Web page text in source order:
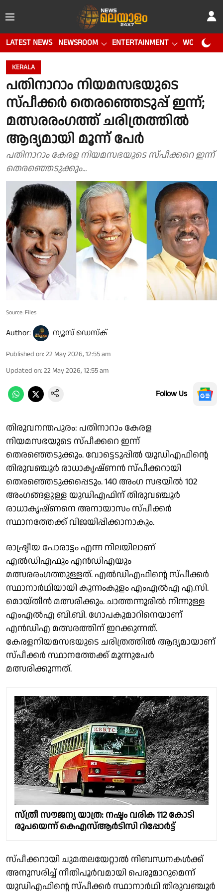
LATEST NEWS NEWSROOM ENTERTAINMENT WORLD CUP
KERALA
പതിനാറാം നിയമസഭയുടെ
സ്പീക്കർ തെരഞ്ഞെടുപ്പ് ഇന്ന്;
മത്സരരംഗത്ത് ചരിത്രത്തിൽ
ആദ്യമായി മൂന്ന് പേ‍ർ
പതിനാറാം കേരള നിയമസഭയുടെ സ്പീക്കറെ ഇന്ന്
തെരഞ്ഞെടുക്കും...
Source: Files
Author: ന്യൂസ് ഡെസ്ക്
Published on: 22 May 2026, 12:55 am
Updated on: 22 May 2026, 12:55 am
Follow Us
തിരുവനന്തപുരം: പതിനാറാം കേരള
നിയമസഭയുടെ സ്പീക്കറെ ഇന്ന്
തെരഞ്ഞെടുക്കും. വോട്ടെടുപ്പിൽ യുഡിഎഫിൻ്റെ
തിരുവഞ്ചൂർ രാധാകൃഷ്ണൻ സ്പീക്കറായി
തെരഞ്ഞെടുക്കപ്പെടും. 140 അംഗ സഭയിൽ 102
അംഗങ്ങളുള്ള യുഡിഎഫിന് തിരുവഞ്ചൂർ
രാധാകൃഷ്ണനെ അനായാസം സ്പീക്കർ
സ്ഥാനത്തേക്ക് വിജയിപ്പിക്കാനാകും.
രാഷ്ട്രീയ പോരാട്ടം എന്ന നിലയിലാണ്
എൽഡിഎഫും എൻഡിഎയും
മത്സരരംഗത്തുള്ളത്. എൽഡിഎഫിൻ്റെ സ്പീക്കർ
സ്ഥാനാർഥിയായി കുന്നംകുളം എംഎൽഎ എ.സി.
മൊയ്തീൻ മത്സരിക്കും. ചാത്തന്നൂരിൽ നിന്നുള്ള
എംഎൽഎ ബി.ബി. ഗോപകുമാറിനെയാണ്
എൻഡിഎ മത്സരത്തിന് ഇറക്കുന്നത്.
കേരളനിയമസഭയുടെ ചരിത്രത്തിൽ ആദ്യമായാണ്
സ്പീക്കർ സ്ഥാനത്തേക്ക് മൂന്നുപേർ
മത്സരിക്കുന്നത്.
സ്ത്രീ സൗജന്യ യാത്ര: നഷ്ടം വരിക 112 കോടി
രൂപയെന്ന് കെഎസ്ആർടിസി റിപ്പോർട്ട്
സ്പീക്കറായി ചുമതലയേറ്റാൽ നിബന്ധനകൾക്ക്
അനുസരിച്ച് നീതിപൂർവമായി പെരുമാറുമെന്ന്
യുഡിഎഫിൻ്റെ സ്പീക്കർ സ്ഥാനാർഥി തിരുവഞ്ചൂർ